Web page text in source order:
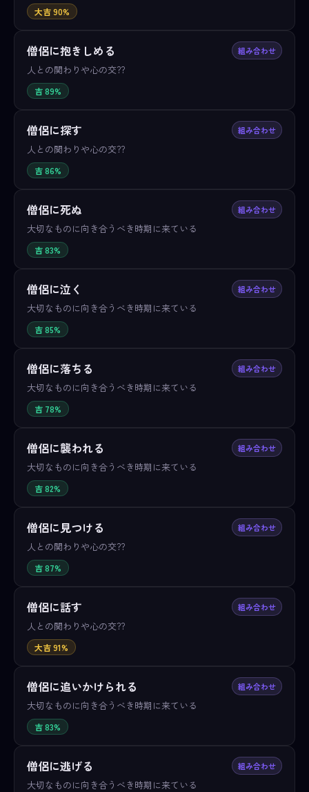
大吉 90%
僧侶に抱きしめる 組み合わせ
人との関わりや心の交??
吉 89%
僧侶に探す 組み合わせ
人との関わりや心の交??
吉 86%
僧侶に死ぬ 組み合わせ
大切なものに向き合うべき時期に来ている
吉 83%
僧侶に泣く 組み合わせ
大切なものに向き合うべき時期に来ている
吉 85%
僧侶に落ちる 組み合わせ
大切なものに向き合うべき時期に来ている
吉 78%
僧侶に襲われる 組み合わせ
大切なものに向き合うべき時期に来ている
吉 82%
僧侶に見つける 組み合わせ
人との関わりや心の交??
吉 87%
僧侶に話す 組み合わせ
人との関わりや心の交??
大吉 91%
僧侶に追いかけられる 組み合わせ
大切なものに向き合うべき時期に来ている
吉 83%
僧侶に逃げる 組み合わせ
大切なものに向き合うべき時期に来ている